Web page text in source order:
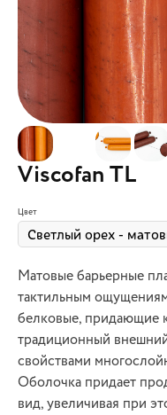
Viscofan TL
Цвет
Матовые барьерные
тактильным
белковые, придающие
традиционный
свойствами
Оболочка придает
вид, увеличивая при